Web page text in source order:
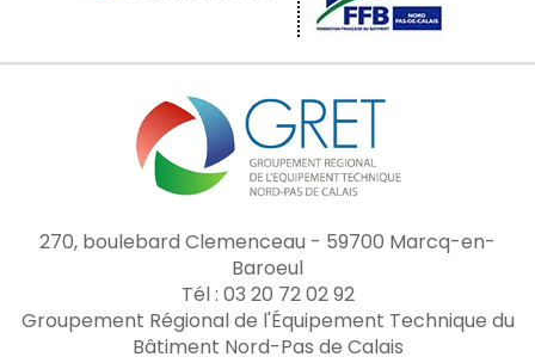
270, boulebard Clemenceau - 59700 Marcq-en-
Baroeul
Tél : 03 20 72 02 92
Groupement Régional de l'Équipement Technique du
Bâtiment Nord-Pas de Calais